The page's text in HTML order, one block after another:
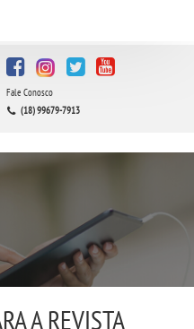
Fale Conosco
(18) 99679-7913
A REVISTA